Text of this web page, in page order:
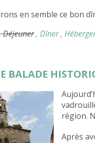
en semble ce bon
Déjeuner, Dîner,
BALADE
région.
Après